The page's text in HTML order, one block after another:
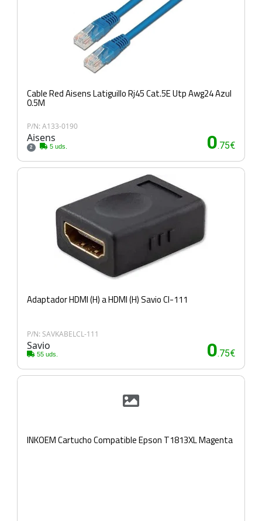
Cable Red Aisens Latiguillo Rj45 Cat.5E Utp Awg24 Azul
0.5M
P/N: A133-0190
Aisens
2 5 uds. 0.75€
Adaptador HDMI (H) a HDMI (H) Savio Cl-111
P/N: SAVKABELCL-111
Savio
55 uds. 0.75€
INKOEM Cartucho Compatible Epson T1813XL Magenta